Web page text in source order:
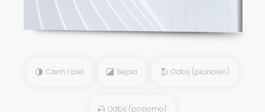
Czerń i biel Sepia Odbij (pionowo)
Odbij (poziomo)